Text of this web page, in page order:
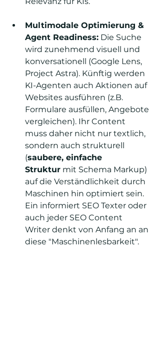
Multimodale Optimierung &
Agent Readiness: Die Suche
wird zunehmend visuell und
konversationell (Google Lens,
Project Astra). Künftig werden
KI-Agenten auch Aktionen auf
Websites ausführen (z.B.
Formulare ausfüllen, Angebote
vergleichen). Ihr Content
muss daher nicht nur textlich,
sondern auch strukturell
(saubere, einfache
Struktur mit Schema Markup)
auf die Verständlichkeit durch
Maschinen hin optimiert sein.
Ein informiert SEO Texter oder
auch jeder SEO Content
Writer denkt von Anfang an an
diese "Maschinenlesbarkeit".